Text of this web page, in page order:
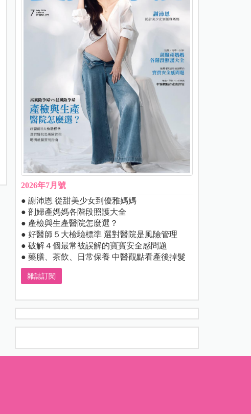
2026年7月號
● 謝沛恩 從甜美少女到優雅媽媽
● 剖婦產媽媽各階段照護大全
● 產檢與生產醫院怎麼選？
● 好醫師５大檢驗標準 選對醫院是風險管理
● 破解４個最常被誤解的寶寶安全感問題
● 藥膳、茶飲、日常保養 中醫觀點看產後掉髮
雜誌訂閱